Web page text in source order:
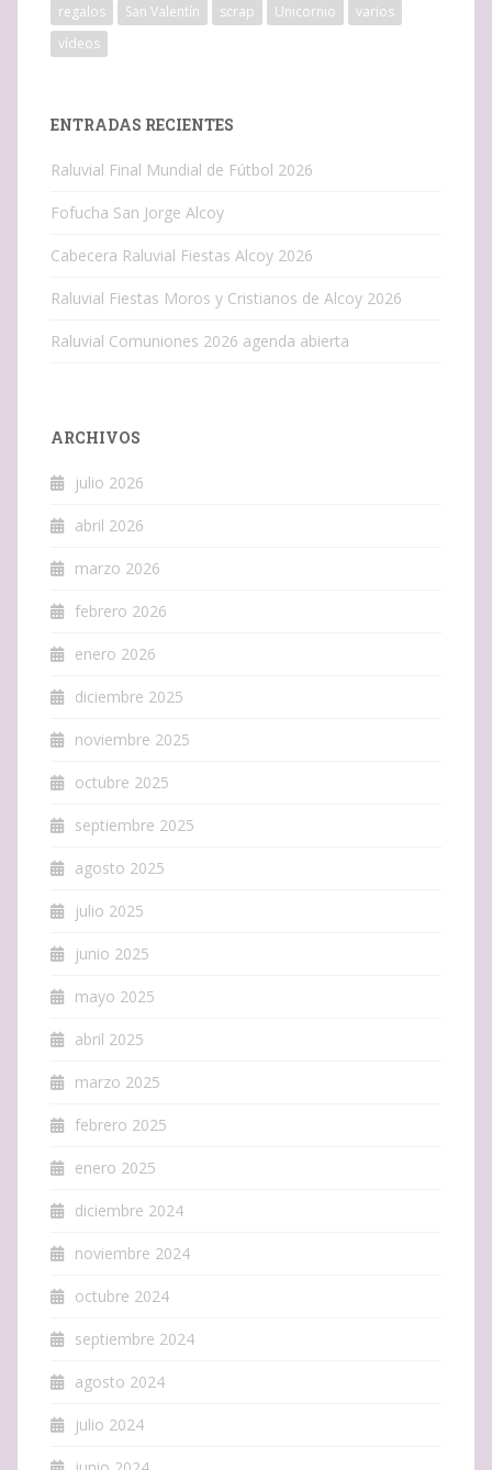
regalos San Valentín scrap Unicornio
varios
vídeos
ENTRADAS RECIENTES
Raluvial Final Mundial de Fútbol 2026
Fofucha San Jorge Alcoy
Cabecera Raluvial Fiestas Alcoy 2026
Raluvial Fiestas Moros y Cristianos de Alcoy 2026
Raluvial Comuniones 2026 agenda abierta
ARCHIVOS
julio 2026
abril 2026
marzo 2026
febrero 2026
enero 2026
diciembre 2025
noviembre 2025
octubre 2025
septiembre 2025
agosto 2025
julio 2025
junio 2025
mayo 2025
abril 2025
marzo 2025
febrero 2025
enero 2025
diciembre 2024
noviembre 2024
octubre 2024
septiembre 2024
agosto 2024
julio 2024